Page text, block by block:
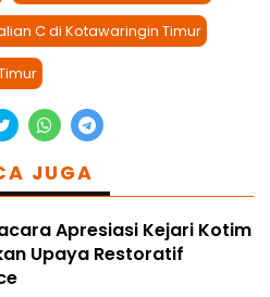
C di Kotawaringin Timur
JUGA
Apresiasi Kejari Kotim
Upaya Restoratif